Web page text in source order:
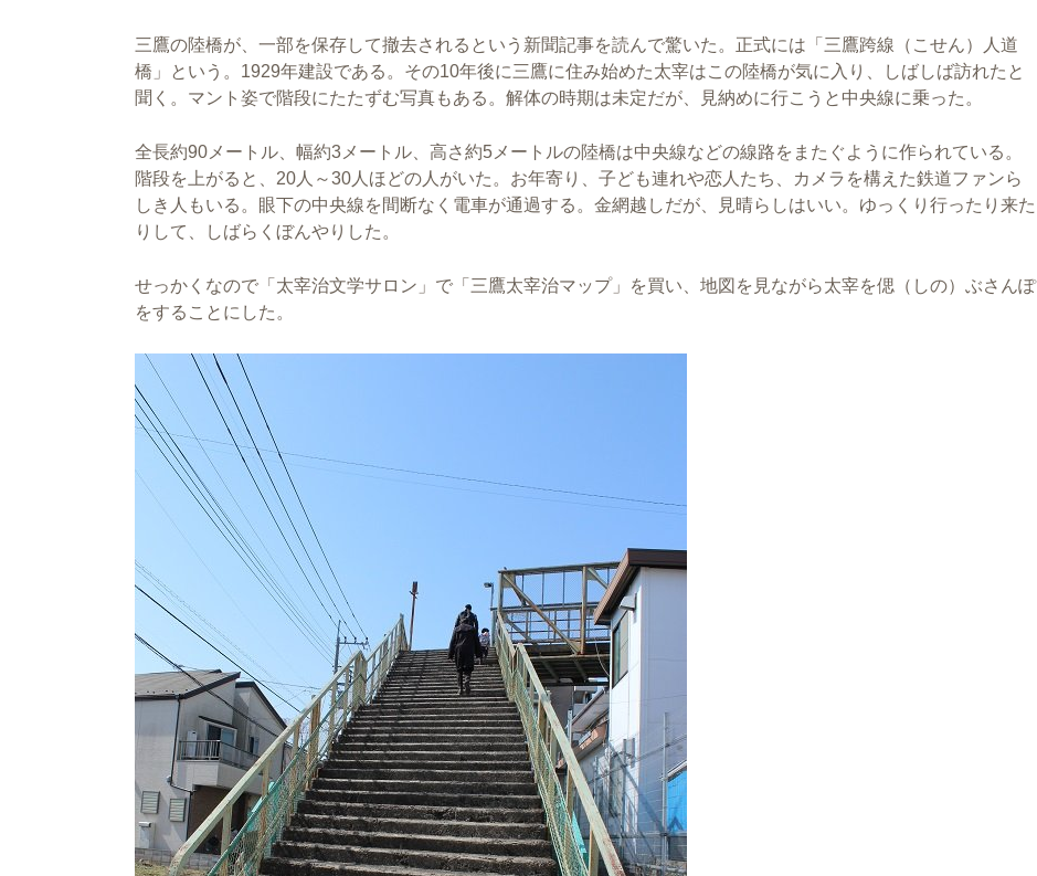
三鷹の陸橋が、一部を保存して撤去されるという新聞記事を読んで驚いた。正式には「三鷹跨線（こせん）人道
橋」という。1929年建設である。その10年後に三鷹に住み始めた太宰はこの陸橋が気に入り、しばしば訪れたと
聞く。マント姿で階段にたたずむ写真もある。解体の時期は未定だが、見納めに行こうと中央線に乗った。
全長約90メートル、幅約3メートル、高さ約5メートルの陸橋は中央線などの線路をまたぐように作られている。
階段を上がると、20人～30人ほどの人がいた。お年寄り、子ども連れや恋人たち、カメラを構えた鉄道ファンら
しき人もいる。眼下の中央線を間断なく電車が通過する。金網越しだが、見晴らしはいい。ゆっくり行ったり来た
りして、しばらくぼんやりした。
せっかくなので「太宰治文学サロン」で「三鷹太宰治マップ」を買い、地図を見ながら太宰を偲（しの）ぶさんぽ
をすることにした。